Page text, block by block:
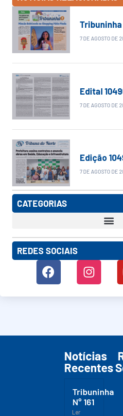
Tribuninha
7 DE AGOSTO DE
Edital
7 DE AGOSTO DE
Edição
7 DE AGOSTO DE
CATEGORIAS
REDES SOCIAIS
Notícias
Recentes
Tribuninha
N° 161
Ler